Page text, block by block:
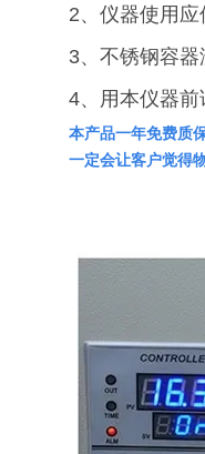
2、仪器使用
3、不锈钢容
4、用本仪器
本产品一年免费质
一定会让客户觉得